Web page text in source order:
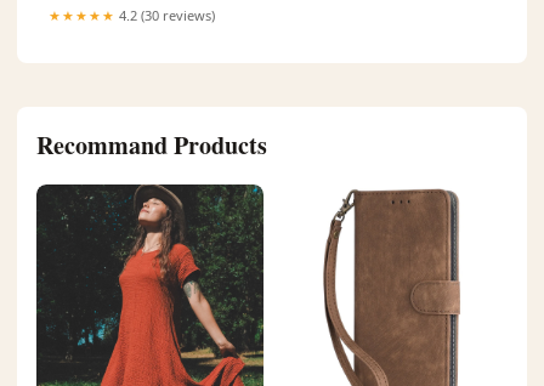
★★★★★ 4.2 (30 reviews)
Recommand Products